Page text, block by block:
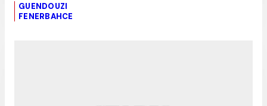
GUENDOUZI
FENERBAHCE